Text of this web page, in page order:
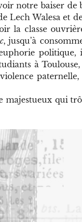
notre baiser
Lech Walesa et
la classe
, jusqu’à
politique,
à
majestueux qui